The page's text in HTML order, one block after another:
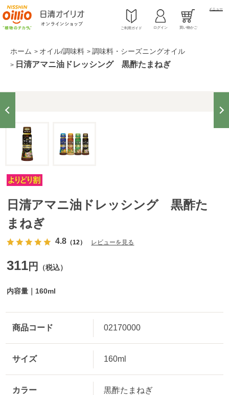
ご利用ガイド ログイン 買い物かご
メニュー
ホーム > オイル/調味料 > 調味料・シーズニングオイル
> 日清アマニ油ドレッシング 黒酢たまねぎ
日清アマニ油ドレッシング 黒酢た
まねぎ
4.8 （12） レビューを見る
内容量｜160ml
311円 （税込）
商品コード 02170000
サイズ 160ml
カラー 黒酢たまねぎ